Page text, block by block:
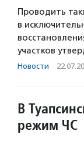
Проводить
в
участков
Новости ·
В
режим ЧС